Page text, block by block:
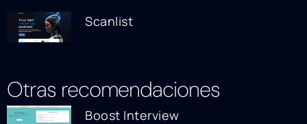
Scanlist
Otras recomendaciones
Boost Interview